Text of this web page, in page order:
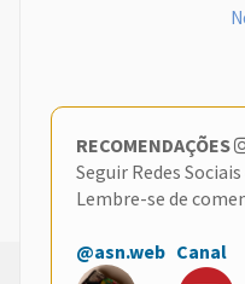
RECOMENDAÇÕES
Seguir Redes
Lembre-se de
@asn.web Canal